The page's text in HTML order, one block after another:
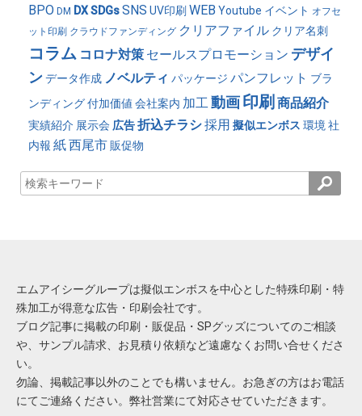
BPO DM DXSDGsSNS UV印刷 WEB Youtube イベント オフセ
ット印刷 クラウドファンディング クリアファイル クリア名刺
コラム コロナ対策 セールスプロモーション デザイ
ンデータ作成 ノベルティ パッケージ パンフレット ブラ
ンディング付加価値 会社案内 加工 動画印刷 商品紹介
実績紹介 展示会 広告折込チラシ採用 擬似エンボス 環境 社
内報 紙西尾市 販促物
エムアイシーグループは擬似エンボスを中心とした特殊印刷・特
殊加工が得意な広告・印刷会社です。
ブログ記事に掲載の印刷・販促品・SPグッズについてのご相談
や、サンプル請求、お見積り依頼など遠慮なくお問い合せくださ
い。
勿論、掲載記事以外のことでも構いません。お急ぎの方はお電話
にてご連絡ください。弊社営業にて対応させていただきます。